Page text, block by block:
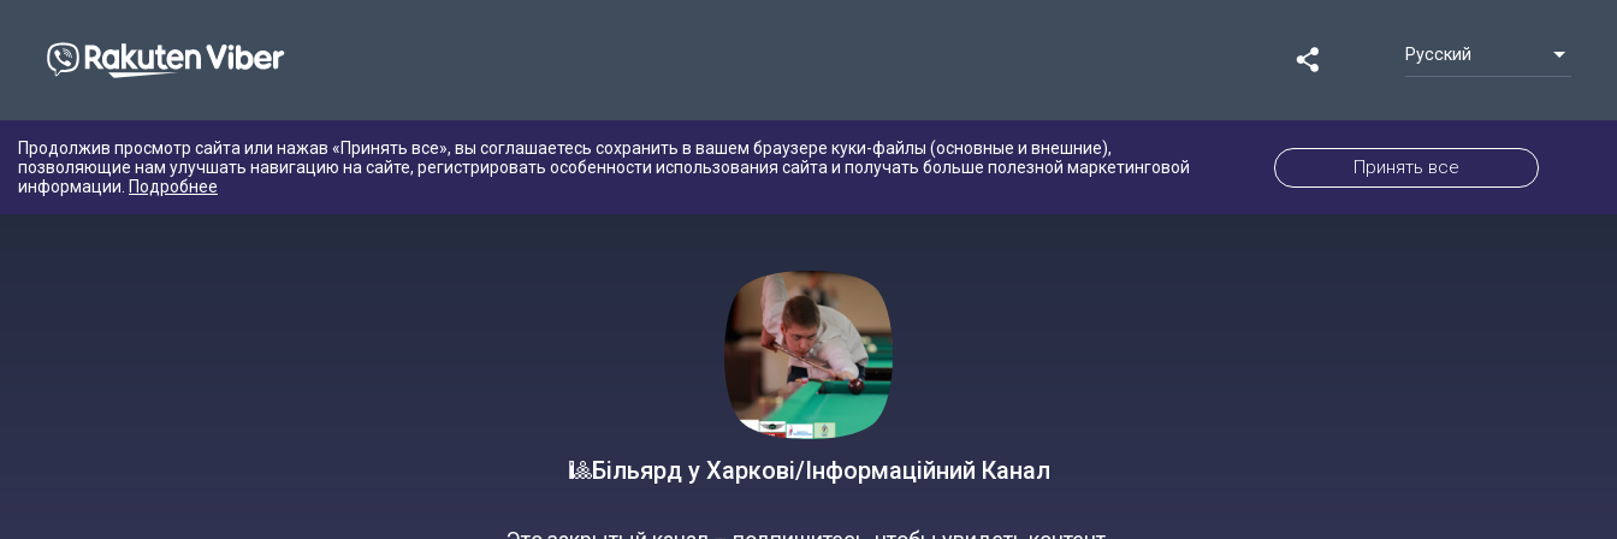
Русский
Продолжив просмотр сайта или нажав «Принять все», вы соглашаетесь сохранить в вашем браузере куки-файлы (основные и внешние),
позволяющие нам улучшать навигацию на сайте, регистрировать особенности использования сайта и получать больше полезной маркетинговой
информации. Подробнее
Принять все
🎱Більярд у Харкові/Інформаційний Канал